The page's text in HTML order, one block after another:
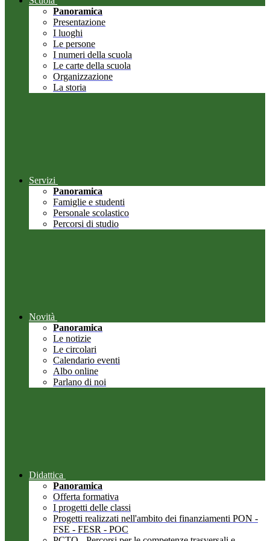
Panoramica
Presentazione
I luoghi
Le persone
I numeri della scuola
Le carte della scuola
Organizzazione
La storia
Servizi
Panoramica
Famiglie e studenti
Personale scolastico
Percorsi di studio
Novità
Panoramica
Le notizie
Le circolari
Calendario eventi
Albo online
Parlano di noi
Didattica
Panoramica
Offerta formativa
I progetti delle classi
Progetti realizzati nell'ambito dei finanziamenti PON -
FSE - FESR - POC